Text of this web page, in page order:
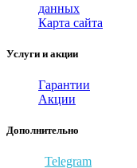
данных
Карта сайта
Услуги и акции
Гарантии
Акции
Дополнительно
Telegram